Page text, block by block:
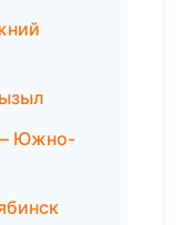
— Южно-